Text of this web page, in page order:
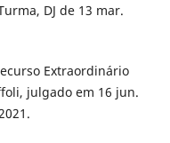
DJ de 13 mar.
Extraordinário
julgado em 16 jun.